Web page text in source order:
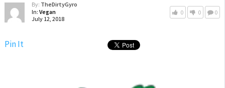
By: TheDirtyGyro
In: Vegan
July 12, 2018
0 0 0
Pin It